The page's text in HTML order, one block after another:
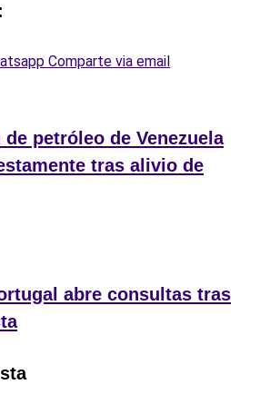
Comparte via email
petróleo de Venezuela
tras alivio de
abre consultas tras